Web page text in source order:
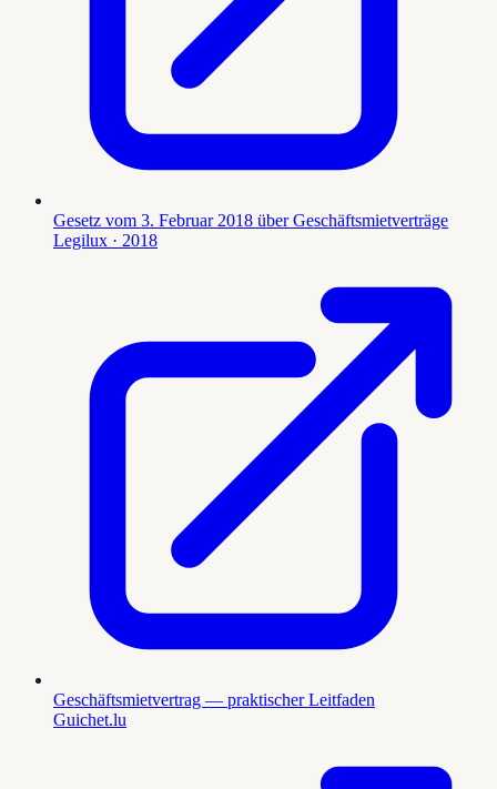
Gesetz vom 3. Februar 2018 über Geschäftsmietverträge
Legilux · 2018
Geschäftsmietvertrag — praktischer Leitfaden
Guichet.lu